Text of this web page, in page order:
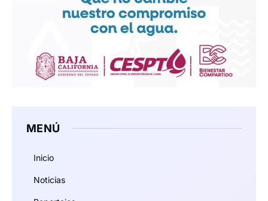
MENÚ
Inicio
Noticias